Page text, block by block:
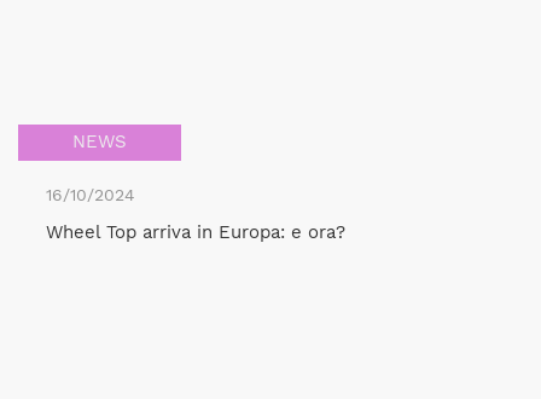
NEWS
16/10/2024
Wheel Top arriva in Europa: e ora?